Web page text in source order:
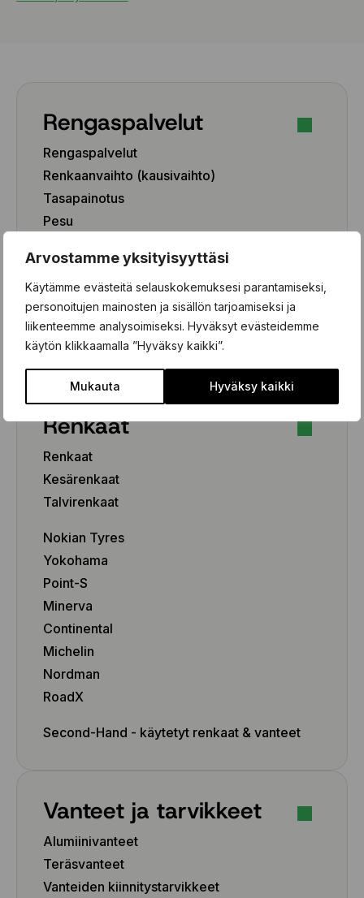
Arvostamme yksityisyyttäsi
Käytämme evästeitä selauskokemuksesi parantamiseksi,
personoitujen mainosten ja sisällön tarjoamiseksi ja
liikenteemme analysoimiseksi. Hyväksyt evästeidemme
käytön klikkaamalla ”Hyväksy kaikki”.
Mukauta Hyväksy kaikki
Rengaspalvelut
Rengaspalvelut
Renkaanvaihto (kausivaihto)
Tasapainotus
Pesu
Paikka-aineen poisto
Rengashotelli
Henkilöauto
Pakettiauto/SUV/EV
Renkaat
Renkaat
Kesärenkaat
Talvirenkaat
Nokian Tyres
Yokohama
Point-S
Minerva
Continental
Michelin
Nordman
RoadX
Second-Hand - käytetyt renkaat & vanteet
Vanteet ja tarvikkeet
Alumiinivanteet
Teräsvanteet
Vanteiden kiinnitystarvikkeet